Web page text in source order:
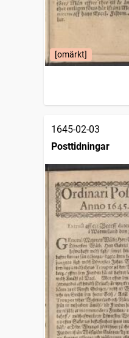
[omärkt]
1645-02-03
Posttidningar